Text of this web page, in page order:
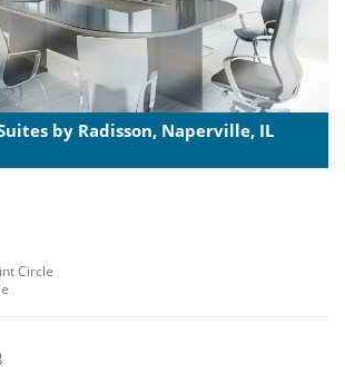
by Radisson, Naperville, IL
Circle